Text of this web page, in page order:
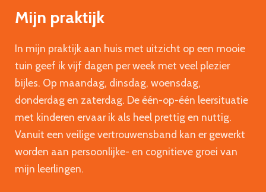
Mijn praktijk
In mijn praktijk aan huis met uitzicht op een mooie
tuin geef ik vijf dagen per week met veel plezier
bijles. Op maandag, dinsdag, woensdag,
donderdag en zaterdag. De één-op-één leersituatie
met kinderen ervaar ik als heel prettig en nuttig.
Vanuit een veilige vertrouwensband kan er gewerkt
worden aan persoonlijke- en cognitieve groei van
mijn leerlingen.